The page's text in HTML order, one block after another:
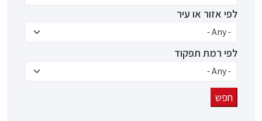
לפי אזור או עיר
לפי רמת תפקוד